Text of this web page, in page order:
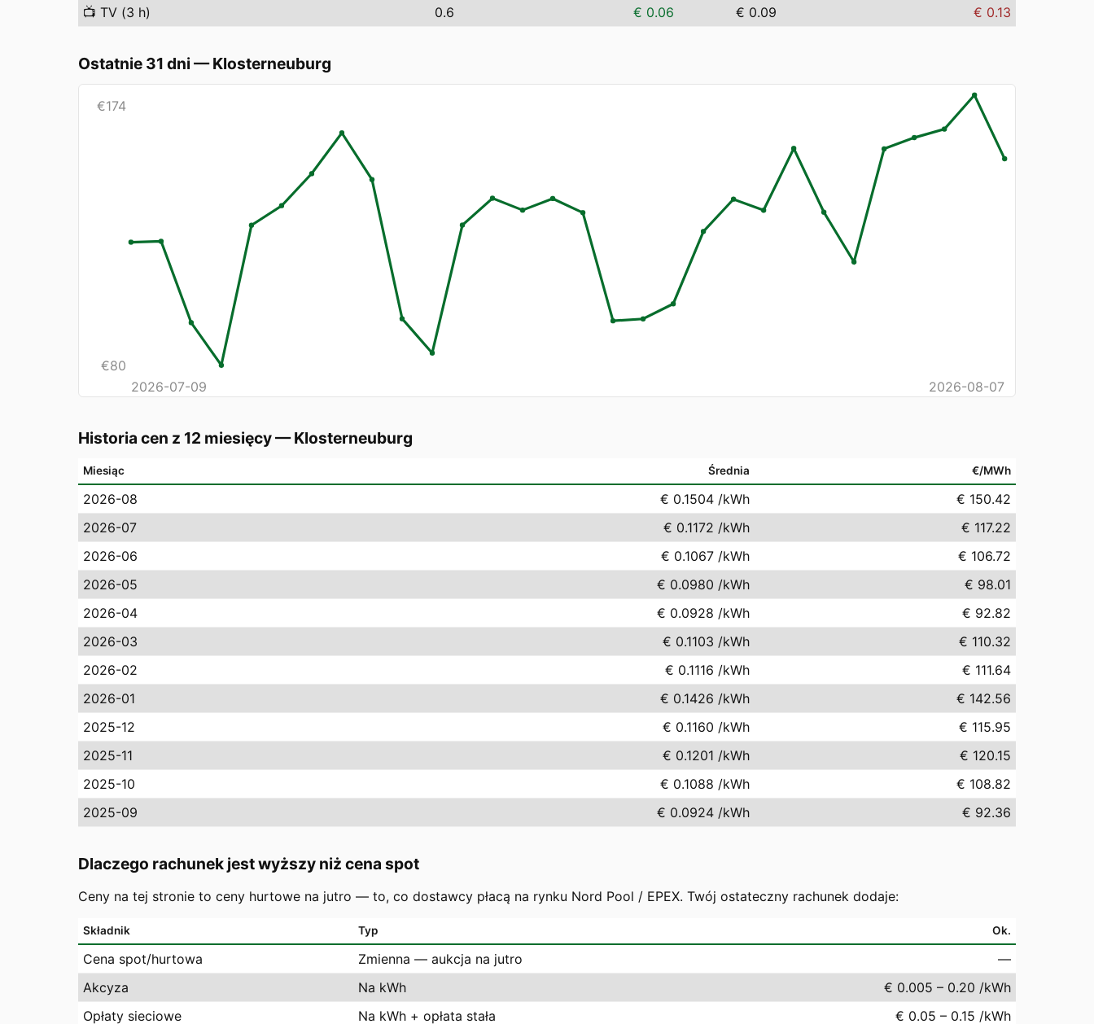
📺 TV (3 h) 0.6 € 0.06 € 0.09 € 0.13
Ostatnie 31 dni —Klosterneuburg
€174
€80
2026-07-09
2026-08-07
Historia cen z 12 miesięcy—Klosterneuburg
Miesiąc Średnia €/MWh
2026-08 € 0.1504 /kWh
€ 150.42
2026-07
€ 0.1172 /kWh
€ 117.22
2026-06
€ 0.1067 /kWh
€ 106.72
2026-05
€ 0.0980 /kWh
€ 98.01
2026-04
€ 0.0928 /kWh
€ 92.82
2026-03
€ 0.1103 /kWh
€ 110.32
2026-02
€ 0.1116 /kWh
€ 111.64
2026-01
€ 0.1426 /kWh
€ 142.56
2025-12
€ 0.1160 /kWh
€ 115.95
2025-11
€ 0.1201 /kWh
€ 120.15
2025-10
€ 0.1088 /kWh
€ 108.82
2025-09
€ 0.0924 /kWh € 92.36
Dlaczego rachunek jest wyższy niż cena spot
Ceny na tej stronie to ceny hurtowe na jutro — to, co dostawcy płacą na rynku Nord Pool / EPEX. Twój ostateczny rachunek dodaje:
Składnik Typ Ok.
Cena spot/hurtowa Zmienna — aukcja na jutro
—
Akcyza
Na kWh
€ 0.005 – 0.20 /kWh
Opłaty sieciowe
Na kWh + opłata stała € 0.05 – 0.15 /kWh